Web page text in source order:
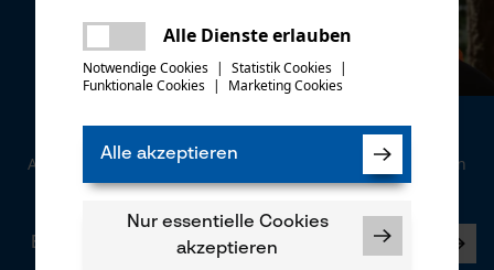
Newsletter
Abonnieren Sie den kostenlosen Newsletter und verpassen
Sie keine Neuigkeiten mehr.
Alle Dienste erlauben
Notwendige Cookies | Statistik Cookies |
Funktionale Cookies | Marketing Cookies
Alle akzeptieren
Nur essentielle Cookies
akzeptieren
Es ist ein Fehler aufgetreten. Bitte
versuchen Sie es erneut.
mail